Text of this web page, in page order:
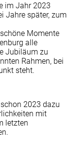
im Jahr 2023
Jahre später, zum
Momente
alle
Jubiläum zu
Rahmen, bei
steht.
2023 dazu
mit
letzten